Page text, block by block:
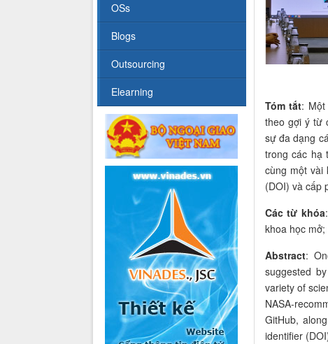
Tóm tắt:
theo gợi ý từ
sự đa dạng
trong các hạ
cùng một vài
(DOI) và cấp
Các từ khóa
khoa học
Abstract:
suggested
variety of
NASA-
GitHub,
identifier
OSs
Blogs
Outsourcing
Elearning